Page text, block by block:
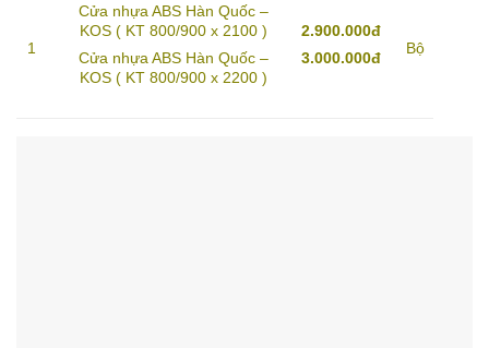
1
Cửa nhựa ABS Hàn Quốc –
KOS ( KT 800/900 x 2100 )
Cửa nhựa ABS Hàn Quốc –
KOS ( KT 800/900 x 2200 )
2.900.000đ
3.000.000đ
Bộ